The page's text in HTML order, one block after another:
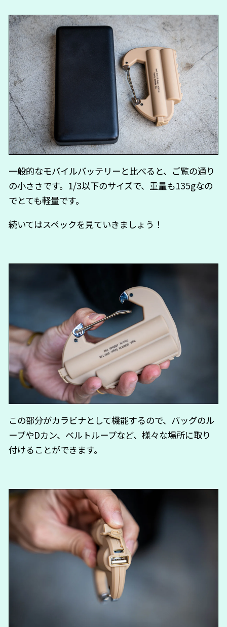
一般的なモバイルバッテリーと比べると、ご覧の通り
の小ささです。1/3以下のサイズで、重量も135gなの
でとても軽量です。
続いてはスペックを見ていきましょう！
この部分がカラビナとして機能するので、バッグのル
ープやDカン、ベルトループなど、様々な場所に取り
付けることができます。